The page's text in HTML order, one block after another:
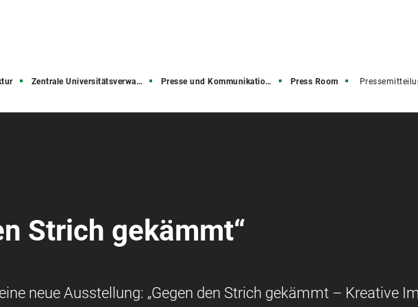
Zentrale Universitätsverwaltung Presse und Kommunikation (PuK) Press Room
Strich gekämmt“
neue Ausstellung: „Gegen den Strich gekämmt – Kreative